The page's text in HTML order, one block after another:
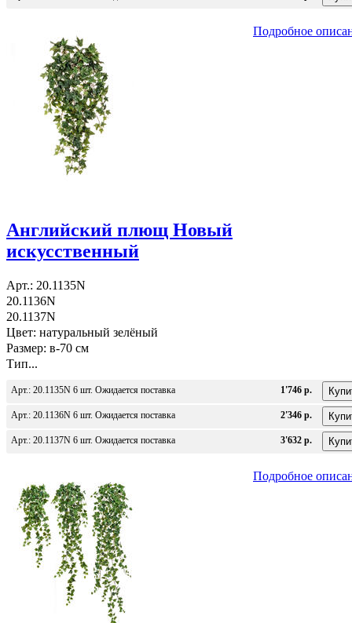
Подробное
Английский плющ Новый
искусственный
Арт.: 20.1135N
20.1136N
20.1137N
Цвет: натуральный зелёный
Размер: в-70 см
Тип...
Арт.: 20.1135N 6 шт. Ожидается поставка 1'746 р.
Арт.: 20.1136N 6 шт. Ожидается поставка 2'346 р.
Арт.: 20.1137N 6 шт. Ожидается поставка 3'632 р.
Подробное